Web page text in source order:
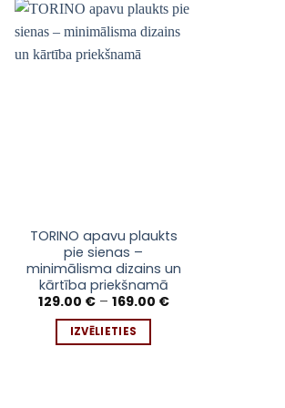
TORINO apavu plaukts
pie sienas –
minimālisma dizains un
kārtība priekšnamā
129.00 € – 169.00 €Price
IZVĒLIETIES
This
product
has
multiple
variants.